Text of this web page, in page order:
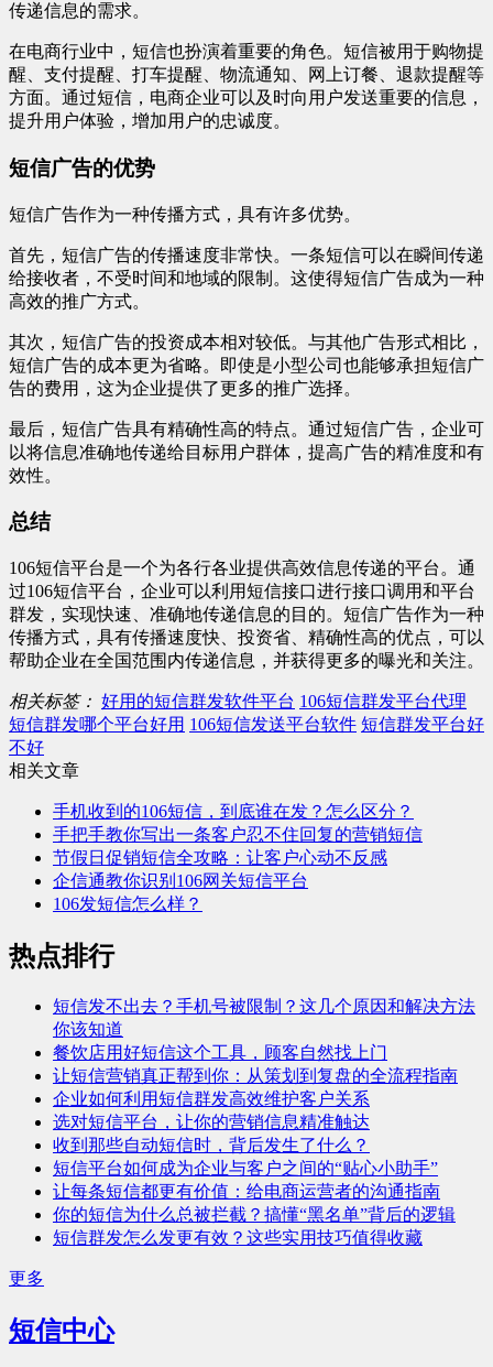
传递信息的需求。
在电商行业中，短信也扮演着重要的角色。短信被用于购物提
醒、支付提醒、打车提醒、物流通知、网上订餐、退款提醒等
方面。通过短信，电商企业可以及时向用户发送重要的信息，
提升用户体验，增加用户的忠诚度。
短信广告的优势
短信广告作为一种传播方式，具有许多优势。
首先，短信广告的传播速度非常快。一条短信可以在瞬间传递
给接收者，不受时间和地域的限制。这使得短信广告成为一种
高效的推广方式。
其次，短信广告的投资成本相对较低。与其他广告形式相比，
短信广告的成本更为省略。即使是小型公司也能够承担短信广
告的费用，这为企业提供了更多的推广选择。
最后，短信广告具有精确性高的特点。通过短信广告，企业可
以将信息准确地传递给目标用户群体，提高广告的精准度和有
效性。
总结
106短信平台是一个为各行各业提供高效信息传递的平台。通
过106短信平台，企业可以利用短信接口进行接口调用和平台
群发，实现快速、准确地传递信息的目的。短信广告作为一种
传播方式，具有传播速度快、投资省、精确性高的优点，可以
帮助企业在全国范围内传递信息，并获得更多的曝光和关注。
相关标签： 好用的短信群发软件平台 106短信群发平台代理
短信群发哪个平台好用 106短信发送平台软件 短信群发平台好
不好
相关文章
手机收到的106短信，到底谁在发？怎么区分？
手把手教你写出一条客户忍不住回复的营销短信
节假日促销短信全攻略：让客户心动不反感
企信通教你识别106网关短信平台
106发短信怎么样？
热点排行
短信发不出去？手机号被限制？这几个原因和解决方法
你该知道
餐饮店用好短信这个工具，顾客自然找上门
让短信营销真正帮到你：从策划到复盘的全流程指南
企业如何利用短信群发高效维护客户关系
选对短信平台，让你的营销信息精准触达
收到那些自动短信时，背后发生了什么？
短信平台如何成为企业与客户之间的“贴心小助手”
让每条短信都更有价值：给电商运营者的沟通指南
你的短信为什么总被拦截？搞懂“黑名单”背后的逻辑
短信群发怎么发更有效？这些实用技巧值得收藏
更多
短信中心